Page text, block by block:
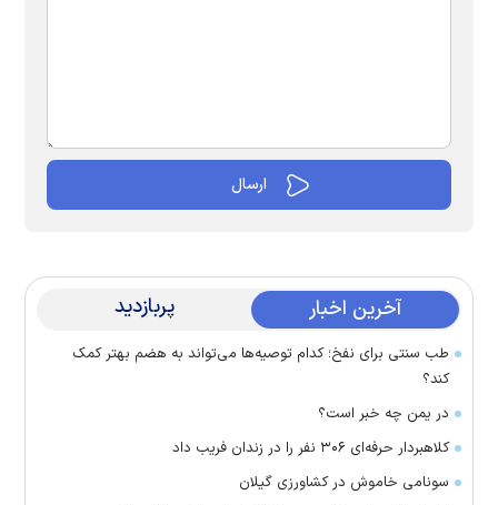
آخرین اخبار پربازدید
طب سنتی برای نفخ؛ کدام توصیه‌ها می‌تواند به هضم بهتر کمک
کند؟
در یمن چه خبر است؟
کلاهبردار حرفه‌ای ۳۰۶ نفر را در زندان فریب داد
سونامی خاموش در کشاورزی گیلان